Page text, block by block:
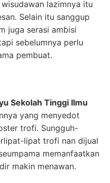
lazimnya itu
Selain itu sanggup
juga serasi ambisi
sebelumnya perlu
pembuat.
Sekolah Tinggi Ilmu
yang menyedot
trofi. Sungguh-
lipat trofi nan dijual
memanfaatkan
makin menawan.